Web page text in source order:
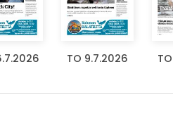
TO 9.7.2026